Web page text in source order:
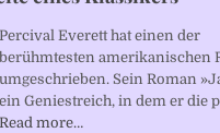
Percival Everett hat einen der
berühmtesten amerikanischen
umgeschrieben. Sein Roman
ein Geniestreich, in dem er die
Read more…